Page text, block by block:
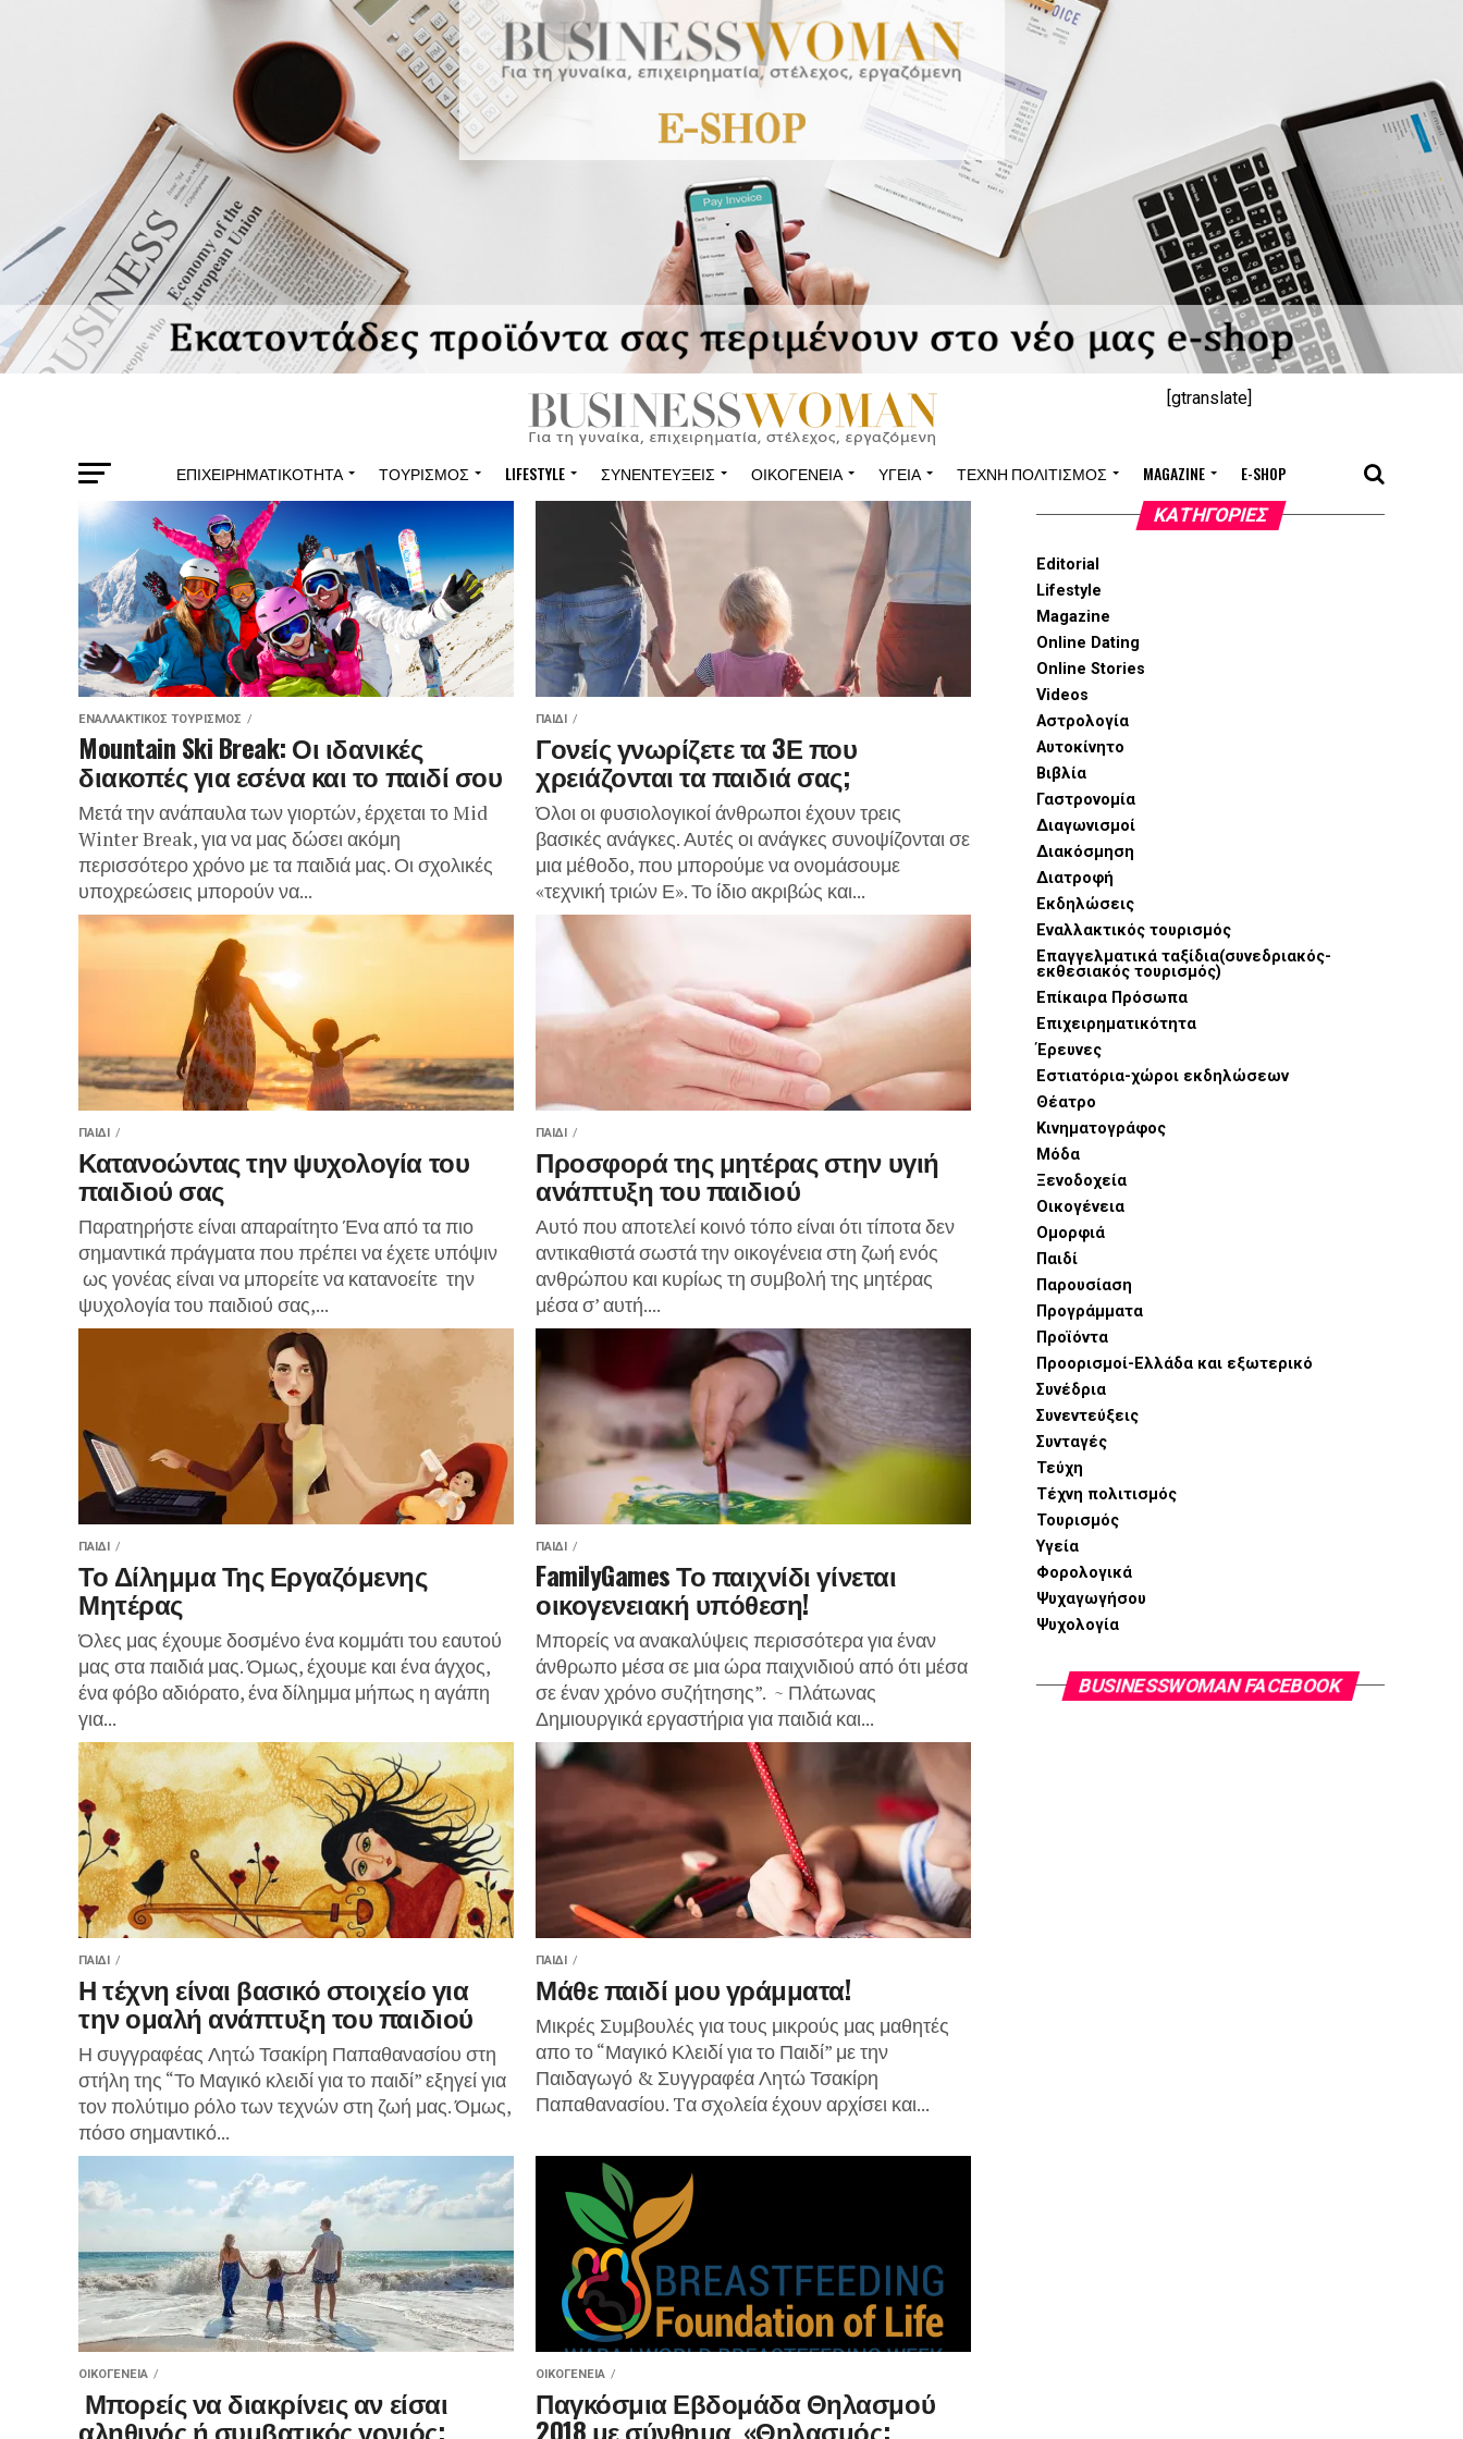
[gtranslate]
ΕΠΙΧΕΙΡΗΜΑΤΙΚΌΤΗΤΑ ΤΟΥΡΙΣΜΌΣ LIFESTYLE ΣΥΝΕΝΤΕΎΞΕΙΣ ΟΙΚΟΓΈΝΕΙΑ ΥΓΕΊΑ ΤΈΧΝΗ ΠΟΛΙΤΙΣΜΌΣ MAGAZINE E-SHOP
ΕΝΑΛΛΑΚΤΙΚΌΣ ΤΟΥΡΙΣΜΌΣ
Mountain Ski Break: Οι ιδανικές
διακοπές για εσένα και το παιδί σου
Μετά την ανάπαυλα των γιορτών, έρχεται το Mid
Winter Break, για να μας δώσει ακόμη
περισσότερο χρόνο με τα παιδιά μας. Οι σχολικές
υποχρεώσεις μπορούν να...
ΠΑΙΔΊ
Γονείς γνωρίζετε τα 3Ε που
χρειάζονται τα παιδιά σας;
Όλοι οι φυσιολογικοί άνθρωποι έχουν τρεις
βασικές ανάγκες. Αυτές οι ανάγκες συνοψίζονται σε
μια μέθοδο, που μπορούμε να ονομάσουμε
«τεχνική τριών Ε». Το ίδιο ακριβώς και...
ΠΑΙΔΊ
Κατανοώντας την ψυχολογία του
παιδιού σας
Παρατηρήστε είναι απαραίτητο Ένα από τα πιο
σημαντικά πράγματα που πρέπει να έχετε υπόψιν
ως γονέας είναι να μπορείτε να κατανοείτε την
ψυχολογία του παιδιού σας,...
ΠΑΙΔΊ
Προσφορά της μητέρας στην υγιή
ανάπτυξη του παιδιού
Αυτό που αποτελεί κοινό τόπο είναι ότι τίποτα δεν
αντικαθιστά σωστά την οικογένεια στη ζωή ενός
ανθρώπου και κυρίως τη συμβολή της μητέρας
μέσα σ’ αυτή....
ΠΑΙΔΊ
Το Δίλημμα Της Εργαζόμενης
Μητέρας
Όλες μας έχουμε δοσμένο ένα κομμάτι του εαυτού
μας στα παιδιά μας. Όμως, έχουμε και ένα άγχος,
ένα φόβο αδιόρατο, ένα δίλημμα μήπως η αγάπη
για...
ΠΑΙΔΊ
FamilyGames Το παιχνίδι γίνεται
οικογενειακή υπόθεση!
Μπορείς να ανακαλύψεις περισσότερα για έναν
άνθρωπο μέσα σε μια ώρα παιχνιδιού από ότι μέσα
σε έναν χρόνο συζήτησης”. ~ Πλάτωνας
Δημιουργικά εργαστήρια για παιδιά και...
ΠΑΙΔΊ
Η τέχνη είναι βασικό στοιχείο για
την ομαλή ανάπτυξη του παιδιού
Η συγγραφέας Λητώ Τσακίρη Παπαθανασίου στη
στήλη της “Το Μαγικό κλειδί για το παιδί” εξηγεί για
τον πολύτιμο ρόλο των τεχνών στη ζωή μας. Όμως,
πόσο σημαντικό...
ΠΑΙΔΊ
Μάθε παιδί μου γράμματα!
Μικρές Συμβουλές για τους μικρούς μας μαθητές
απο το “Μαγικό Κλειδί για το Παιδί” με την
Παιδαγωγό & Συγγραφέα Λητώ Τσακίρη
Παπαθανασίου. Tα σχoλεία έχουν αρχίσει και...
ΟΙΚΟΓΈΝΕΙΑ
Μπορείς να διακρίνεις αν είσαι
αληθινός ή συμβατικός γονιός;
ΟΙΚΟΓΈΝΕΙΑ
Παγκόσμια Εβδομάδα Θηλασμού
2018 με σύνθημα «Θηλασμός:
KΑΤΗΓΟΡΊΕΣ
Editorial
Lifestyle
Magazine
Online Dating
Online Stories
Videos
Αστρολογία
Αυτοκίνητο
Βιβλία
Γαστρονομία
Διαγωνισμοί
Διακόσμηση
Διατροφή
Εκδηλώσεις
Εναλλακτικός τουρισμός
Επαγγελματικά ταξίδια(συνεδριακός-
εκθεσιακός τουρισμός)
Επίκαιρα Πρόσωπα
Επιχειρηματικότητα
Έρευνες
Εστιατόρια-χώροι εκδηλώσεων
Θέατρο
Κινηματογράφος
Μόδα
Ξενοδοχεία
Οικογένεια
Ομορφιά
Παιδί
Παρουσίαση
Προγράμματα
Προϊόντα
Προορισμοί-Ελλάδα και εξωτερικό
Συνέδρια
Συνεντεύξεις
Συνταγές
Τεύχη
Τέχνη πολιτισμός
Τουρισμός
Υγεία
Φορολογικά
Ψυχαγωγήσου
Ψυχολογία
BUSINESSWOMAN FACEBOOK